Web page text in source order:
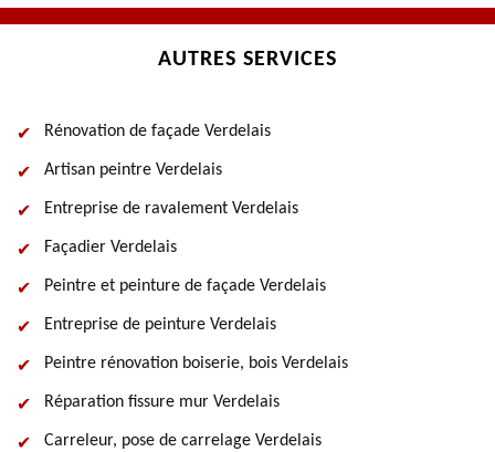
AUTRES SERVICES
Rénovation de façade Verdelais
Artisan peintre Verdelais
Entreprise de ravalement Verdelais
Façadier Verdelais
Peintre et peinture de façade Verdelais
Entreprise de peinture Verdelais
Peintre rénovation boiserie, bois Verdelais
Réparation fissure mur Verdelais
Carreleur, pose de carrelage Verdelais